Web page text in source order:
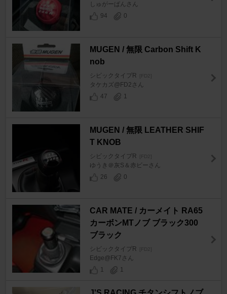
しゅがーぱんさん
94
0
MUGEN / 無限 Carbon Shift K
nob
シビックタイプR
タケカズ@FD2さん
47
1
MUGEN / 無限 LEATHER SHIF
T KNOB
シビックタイプR
ゆうき＠灰S＆赤ビーさん
26
0
CAR MATE / カーメイト RA65
カーボンMTノブ ブラック300
ブラック
シビックタイプR
Edge@FK7さん
1
1